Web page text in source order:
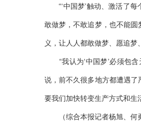
“‘中国梦’触动、激活了每
敢做梦，不敢追梦，也不能圆
义，让人人都敢做梦、愿追梦
“我认为‘中国梦’必须包含
说，前不久很多地方都遭遇
要我们加快转变生产方式和生
（综合本报记者杨旭、何